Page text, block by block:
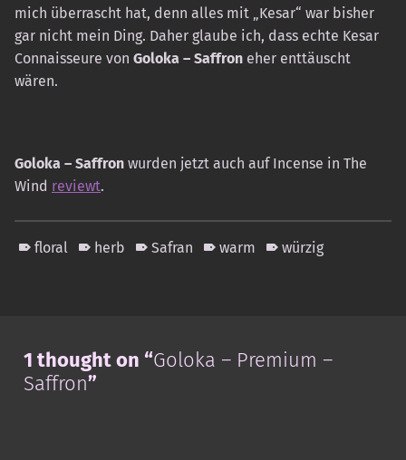
mich überrascht hat, denn alles mit „Kesar“ war bisher
gar nicht mein Ding. Daher glaube ich, dass echte Kesar
Connaisseure von Goloka – Saffron eher enttäuscht
wären.
Goloka – Saffron wurden jetzt auch auf Incense in The
Wind reviewt.
floral herb Safran warm würzig
1 thought on “Goloka – Premium –
Saffron”